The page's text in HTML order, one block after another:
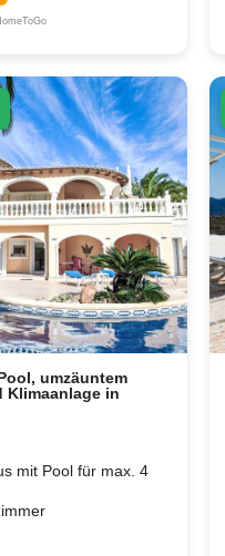
umzäuntem
Klimaanlage in
mit Pool für max. 4